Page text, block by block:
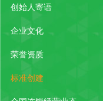
创始人寄语
企业文化
荣誉资质
标准创建